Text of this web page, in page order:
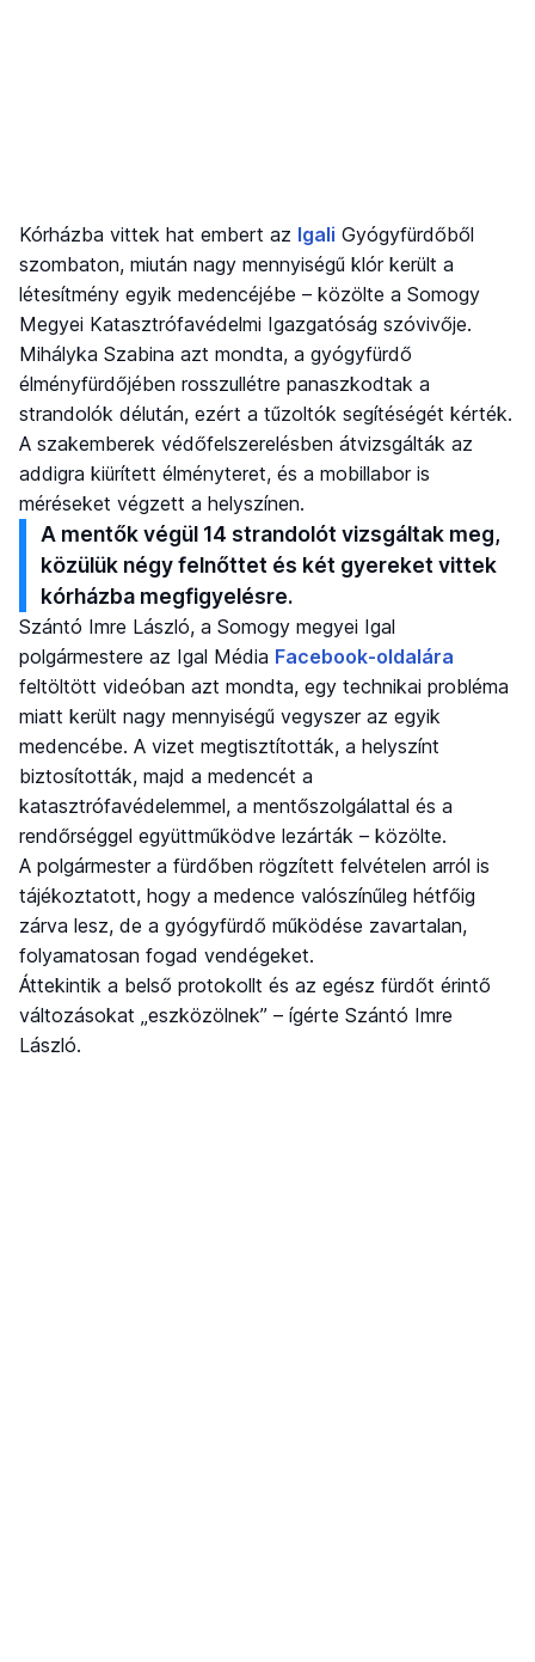
Kórházba vittek hat embert az Igali Gyógyfürdőből
szombaton, miután nagy mennyiségű klór került a
létesítmény egyik medencéjébe – közölte a Somogy
Megyei Katasztrófavédelmi Igazgatóság szóvivője.
Mihályka Szabina azt mondta, a gyógyfürdő
élményfürdőjében rosszullétre panaszkodtak a
strandolók délután, ezért a tűzoltók segítéségét kérték.
A szakemberek védőfelszerelésben átvizsgálták az
addigra kiürített élményteret, és a mobillabor is
méréseket végzett a helyszínen.
A mentők végül 14 strandolót vizsgáltak meg,
közülük négy felnőttet és két gyereket vittek
kórházba megfigyelésre.
Szántó Imre László, a Somogy megyei Igal
polgármestere az Igal Média Facebook-oldalára
feltöltött videóban azt mondta, egy technikai probléma
miatt került nagy mennyiségű vegyszer az egyik
medencébe. A vizet megtisztították, a helyszínt
biztosították, majd a medencét a
katasztrófavédelemmel, a mentőszolgálattal és a
rendőrséggel együttműködve lezárták – közölte.
A polgármester a fürdőben rögzített felvételen arról is
tájékoztatott, hogy a medence valószínűleg hétfőig
zárva lesz, de a gyógyfürdő működése zavartalan,
folyamatosan fogad vendégeket.
Áttekintik a belső protokollt és az egész fürdőt érintő
változásokat „eszközölnek” – ígérte Szántó Imre
László.